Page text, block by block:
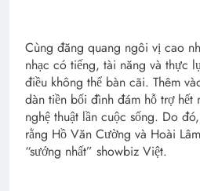
Cùng đăng quang ngôi vị cao
nhạc có tiếng, tài năng và thực
điều không thể bàn cãi. Thêm
dàn tiền bối đình đám hỗ trợ hết
nghệ thuật lần cuộc sống. Do
rằng Hồ Văn Cường và Hoài
“sướng nhất” showbiz Việt.